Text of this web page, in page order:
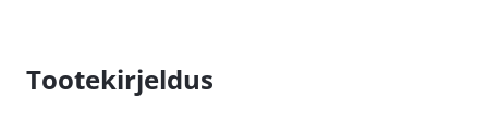
Tootekirjeldus